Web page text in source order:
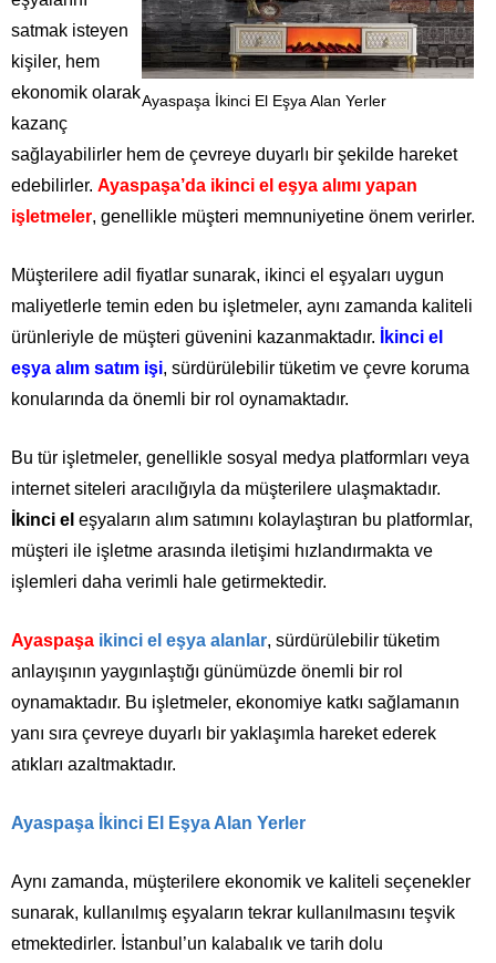
Ayaspaşa İkinci El Eşya Alan Yerler
satmak isteyen
kişiler, hem
ekonomik olarak
kazanç
sağlayabilirler hem de çevreye duyarlı bir şekilde hareket
edebilirler. Ayaspaşa’da ikinci el eşya alımı yapan
işletmeler, genellikle müşteri memnuniyetine önem verirler.
Müşterilere adil fiyatlar sunarak, ikinci el eşyaları uygun
maliyetlerle temin eden bu işletmeler, aynı zamanda kaliteli
ürünleriyle de müşteri güvenini kazanmaktadır.
İkinci el
eşya alım satım işi, sürdürülebilir tüketim ve çevre koruma
konularında da önemli bir rol oynamaktadır.
Bu tür işletmeler, genellikle sosyal medya platformları veya
internet siteleri aracılığıyla da müşterilere ulaşmaktadır.
İkinci el eşyaların alım satımını kolaylaştıran bu platformlar,
müşteri ile işletme arasında iletişimi hızlandırmakta ve
işlemleri daha verimli hale getirmektedir.
Ayaspaşa ikinci el eşya alanlar, sürdürülebilir tüketim
anlayışının yaygınlaştığı günümüzde önemli bir rol
oynamaktadır. Bu işletmeler, ekonomiye katkı sağlamanın
yanı sıra çevreye duyarlı bir yaklaşımla hareket ederek
atıkları azaltmaktadır.
Ayaspaşa İkinci El Eşya Alan Yerler
Aynı zamanda, müşterilere ekonomik ve kaliteli seçenekler
sunarak, kullanılmış eşyaların tekrar kullanılmasını teşvik
etmektedirler. İstanbul’un kalabalık ve tarih dolu